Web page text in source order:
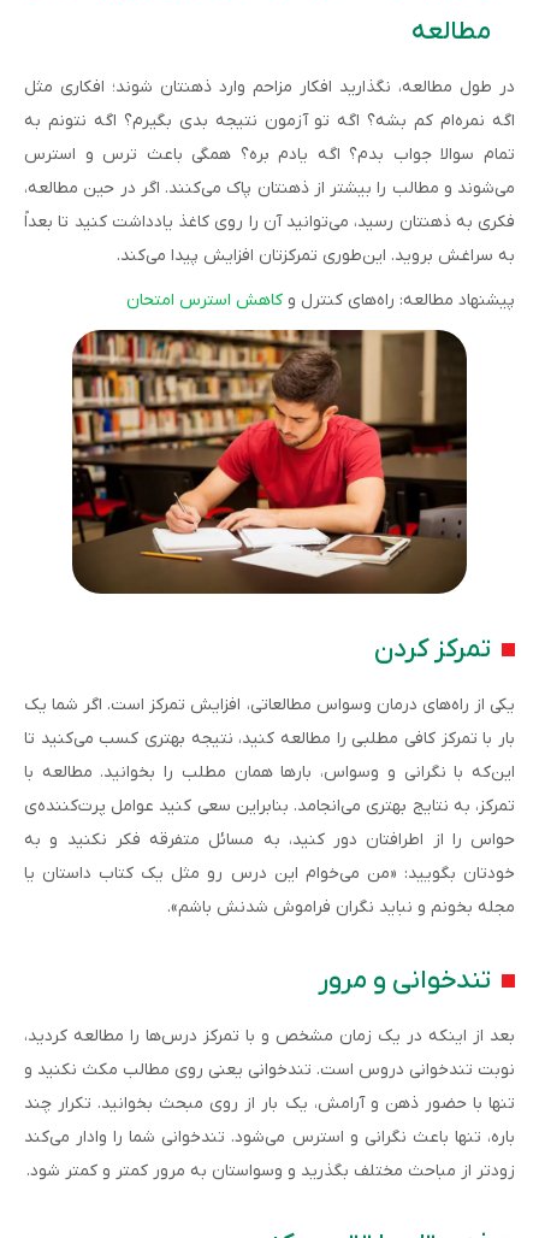
مطالعه
در طول مطالعه، نگذارید افکار مزاحم وارد ذهنتان شوند؛‌ افکاری مثل
اگه نمره‌‌ام کم بشه؟ اگه تو آزمون نتیجه بدی بگیرم؟ اگه نتونم به
تمام سوالا جواب بدم؟ اگه یادم بره؟ همگی باعث ترس و استرس
می‌شوند و مطالب را بیشتر از ذهنتان پاک می‌کنند. اگر در حین مطالعه،
فکری به ذهنتان رسید، می‌توانید آن را روی کاغذ یادداشت کنید تا بعداً
به سراغش بروید. این‌طوری تمرکزتان افزایش پیدا می‌کند.
پیشنهاد مطالعه: راه‌های کنترل و کاهش استرس امتحان
تمرکز کردن
یکی از راه‌های درمان وسواس مطالعاتی، افزایش تمرکز است. اگر شما یک
بار با تمرکز کافی مطلبی را مطالعه کنید، نتیجه بهتری کسب می‌کنید تا
این‌که با نگرانی و وسواس، بارها همان مطلب را بخوانید. مطالعه با
تمرکز، به نتایج بهتری می‌انجامد. بنابراین سعی کنید عوامل پرت‌کننده‌ی
حواس را از اطرافتان دور کنید، به مسائل متفرقه فکر نکنید و به
خودتان بگویید: «من می‌خوام این درس رو مثل یک کتاب داستان یا
مجله بخونم و نباید نگران فراموش شدنش باشم».
تندخوانی و مرور
بعد از اینکه در یک زمان مشخص و با تمرکز درس‌ها را مطالعه کردید،
نوبت تندخوانی دروس است. تندخوانی یعنی روی مطالب مکث نکنید و
تنها با حضور ذهن و آرامش، یک بار از روی مبحث بخوانید. تکرار چند
باره، تنها باعث نگرانی و استرس می‌شود. تندخوانی شما را وادار می‌کند
زودتر از مباحث مختلف بگذرید و وسواستان به مرور کمتر و کمتر شود.